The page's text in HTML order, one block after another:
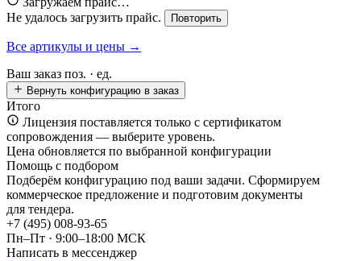
Не удалось загрузить прайс.
Повторить
Все артикулы и цены →
Ваш заказ поз. · ед.
Вернуть конфигурацию в заказ
Итого
Лицензия поставляется только с сертификатом
сопровождения — выберите уровень.
Цена обновляется по выбранной конфигурации
Помощь с подбором
Подберём конфигурацию под ваши задачи. Сформируем
коммерческое предложение и подготовим документы
для тендера.
+7 (495) 008-93-65
Пн–Пт · 9:00–18:00 МСК
Написать в мессенджер